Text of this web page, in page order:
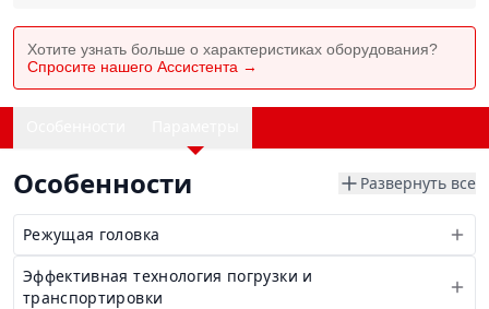
Хотите узнать больше о характеристиках оборудования?
Спросите нашего Ассистента →
Особенности Развернуть все
Режущая головка
Эффективная технология погрузки и
транспортировки